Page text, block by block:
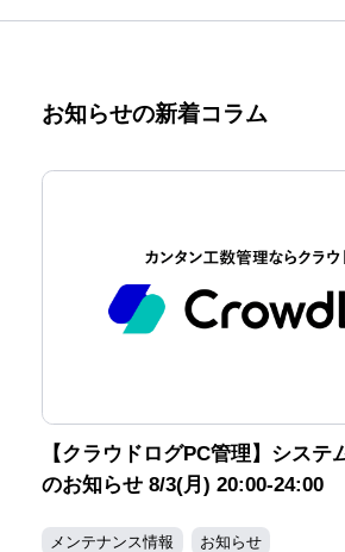
お知らせの新着コラム
【クラウドログPC管理】システ
のお知らせ 8/3(月) 20:00-24:00
メンテナンス情報 お知らせ